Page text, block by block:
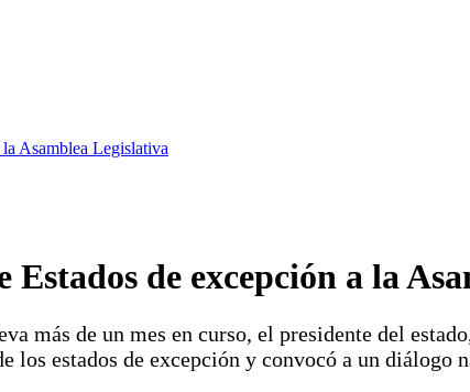
Asamblea Legislativa
Estados de excepción a la
más de un mes en curso, el presidente del
los estados de excepción y convocó a un diálogo